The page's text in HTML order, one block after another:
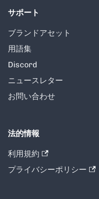
サポート
ブランドアセット
用語集
Discord
ニュースレター
お問い合わせ
法的情報
利用規約
プライバシーポリシー